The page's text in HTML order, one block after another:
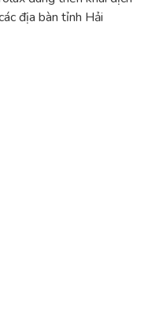
địa bàn tỉnh Hải